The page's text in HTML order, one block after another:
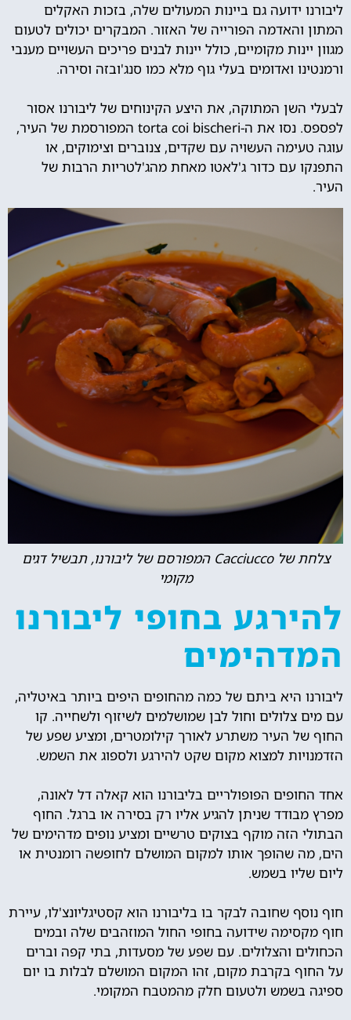
ליבורנו ידועה גם ביינות המעולים שלה, בזכות האקלים
המתון והאדמה הפורייה של האזור. המבקרים יכולים לטעום
מגוון יינות מקומיים, כולל יינות לבנים פריכים העשויים מענבי
ורמנטינו ואדומים בעלי גוף מלא כמו סנג'ובזה וסירה.
לבעלי השן המתוקה, את היצע הקינוחים של ליבורנו אסור
לפספס. נסו את ה-torta coi bischeri המפורסמת של העיר,
עוגה טעימה העשויה עם שקדים, צנוברים וצימוקים, או
התפנקו עם כדור ג'לאטו מאחת מהג'לטריות הרבות של
העיר.
צלחת של Cacciucco המפורסם של ליבורנו, תבשיל דגים
מקומי
להירגע בחופי ליבורנו
המדהימים
ליבורנו היא ביתם של כמה מהחופים היפים ביותר באיטליה,
עם מים צלולים וחול לבן שמושלמים לשיזוף ולשחייה. קו
החוף של העיר משתרע לאורך קילומטרים, ומציע שפע של
הזדמנויות למצוא מקום שקט להירגע ולספוג את השמש.
אחד החופים הפופולריים בליבורנו הוא קאלה דל לאונה,
מפרץ מבודד שניתן להגיע אליו רק בסירה או ברגל. החוף
הבתולי הזה מוקף בצוקים טרשיים ומציע נופים מדהימים של
הים, מה שהופך אותו למקום המושלם לחופשה רומנטית או
ליום שליו בשמש.
חוף נוסף שחובה לבקר בו בליבורנו הוא קסטיגליונצ'לו, עיירת
חוף מקסימה שידועה בחופי החול המוזהבים שלה ובמים
הכחולים והצלולים. עם שפע של מסעדות, בתי קפה וברים
על החוף בקרבת מקום, זהו המקום המושלם לבלות בו יום
ספיגה בשמש ולטעום חלק מהמטבח המקומי.